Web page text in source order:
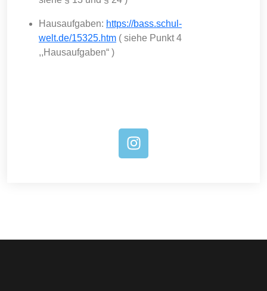
Hausaufgaben: https://bass.schul-
welt.de/15325.htm ( siehe Punkt 4
,,Hausaufgaben“ )